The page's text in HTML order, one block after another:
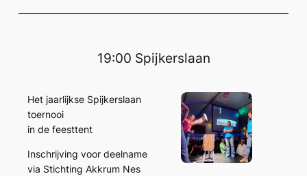
19:00 Spijkerslaan
Het jaarlijkse Spijkerslaan
toernooi
in de feesttent
Inschrijving voor deelname
via Stichting Akkrum Nes